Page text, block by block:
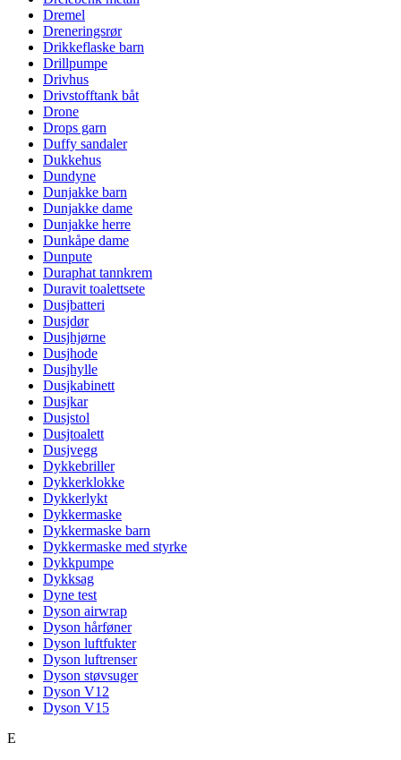
Dremel
Dreneringsrør
Drikkeflaske barn
Drillpumpe
Drivhus
Drivstofftank båt
Drone
Drops garn
Duffy sandaler
Dukkehus
Dundyne
Dunjakke barn
Dunjakke dame
Dunjakke herre
Dunkåpe dame
Dunpute
Duraphat tannkrem
Duravit toalettsete
Dusjbatteri
Dusjdør
Dusjhjørne
Dusjhode
Dusjhylle
Dusjkabinett
Dusjkar
Dusjstol
Dusjtoalett
Dusjvegg
Dykkebriller
Dykkerklokke
Dykkerlykt
Dykkermaske
Dykkermaske barn
Dykkermaske med styrke
Dykkpumpe
Dykksag
Dyne test
Dyson airwrap
Dyson hårføner
Dyson luftfukter
Dyson luftrenser
Dyson støvsuger
Dyson V12
Dyson V15
E